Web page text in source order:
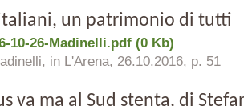
italiani, un patrimonio di tutti
10-26-Madinelli.pdf (0 Kb)
in L'Arena, 26.10.2016, p. 51
va ma al Sud stenta, di